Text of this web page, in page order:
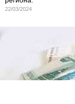
22/03/2024